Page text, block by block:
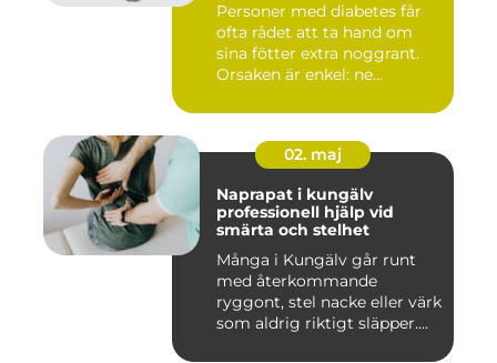
Personer med diabetes får
ofta rådet att ta hand om
sina fötter extra noggrant.
Orsaken är enkel: ne...
02. maj
Naprapat i kungälv
professionell hjälp vid
smärta och stelhet
Många i Kungälv går runt
med återkommande
ryggont, stel nacke eller värk
som aldrig riktigt släpper....